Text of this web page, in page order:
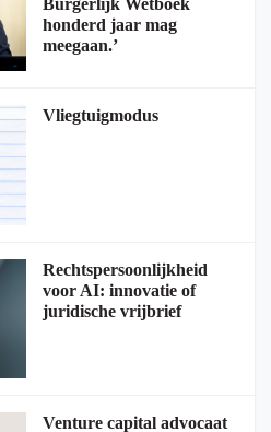
Burgerlijk Wetboek
honderd jaar mag
meegaan.’
Vliegtuigmodus
Rechtspersoonlijkheid
voor AI: innovatie of
juridische vrijbrief
Venture capital advocaat